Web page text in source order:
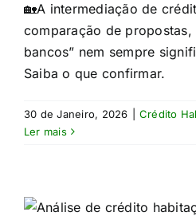
🏡A intermediação de
comparação de propostas,
bancos” nem sempre
Saiba o que confirmar.
30 de Janeiro, 2026 Crédito
Ler mais